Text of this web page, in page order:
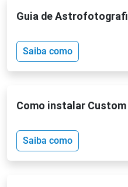
Guia de
Saiba como
Como instalar
Saiba como